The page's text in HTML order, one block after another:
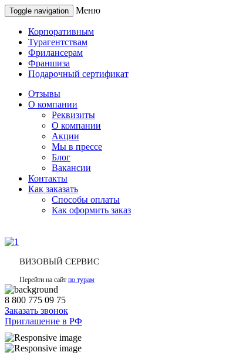
Toggle navigation Меню
Корпоративным
Турагентствам
Фрилансерам
Франшиза
Подарочный сертификат
Отзывы
О компании
Реквизиты
О компании
Акции
Мы в прессе
Блог
Вакансии
Контакты
Как заказать
Способы оплаты
Как оформить заказ
ВИЗОВЫЙ СЕРВИС
Перейти на сайт по турам
8 800 775 09 75
Заказать звонок
Приглашение в РФ